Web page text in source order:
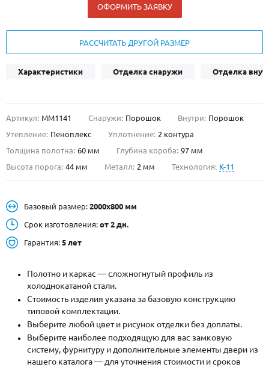
О НАС
Металлические двери от производителя с доставкой и установкой в
Москве и МО
НАЙТИ:
+7 (495) 411-44-41
INFO@META-M.RU
ЗАПРОСИТЬ РАСЧЕТ
Каталог Распродажа Как купить
ОФОРМИТЬ ЗАЯВКУ
РАССЧИТАТЬ ДРУГОЙ РАЗМЕР
Характеристики Отделка снаружи Отделка
Артикул: ММ1141 Снаружи: Порошок Внутри: Порошок
Утепление: Пеноплекс Уплотнение: 2 контура
Толщина полотна: 60 мм Глубина короба: 97 мм
Высота порога: 44 мм Металл: 2 мм Технология: K-11
Базовый размер: 2000х800 мм
Срок изготовления: от 2 дн.
Гарантия: 5 лет
Полотно и каркас — сложногнутый профиль из
холоднокатаной стали.
Стоимость изделия указана за базовую конструкцию
типовой комплектации.
Выберите любой цвет и рисунок отделки без доплаты.
Выберите наиболее подходящую для вас замковую
систему, фурнитуру и дополнительные элементы двери из
нашего каталога — для уточнения стоимости и сроков